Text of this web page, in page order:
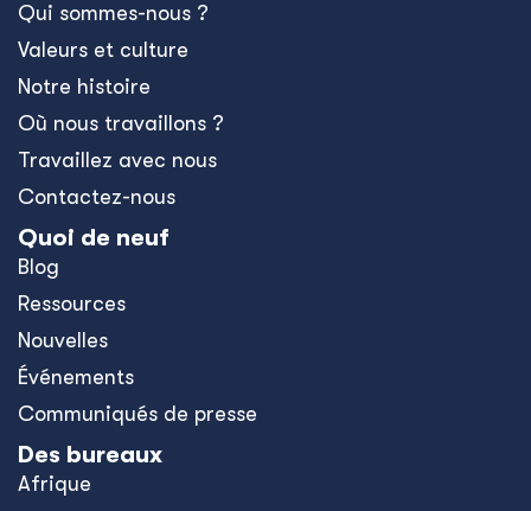
Qui sommes-nous ?
Valeurs et culture
Notre histoire
Où nous travaillons ?
Travaillez avec nous
Contactez-nous
Quoi de neuf
Blog
Ressources
Nouvelles
Événements
Communiqués de presse
Des bureaux
Afrique